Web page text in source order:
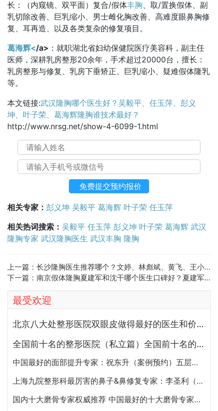
长：（内窥镜、双平面）复合/假体丰胸、取/置换假体、副
乳切除改善、巨乳缩小、男士雌化胸改善、高难度眼鼻胸修
复、耳再造、以及各类复杂的修复项目。
葛海辉</a> ：就职湖北省妇幼保健院医疗美容科，副主任
医师，深耕乳房整形20余年，手术超过20000台，擅长：
乳房整形与修复、乳房下垂矫正、巨乳缩小、疑难假体隆乳
等。
本文链接:武汉隆胸哪个医生好？吴毅平、任玉萍、彭义
坤、叶子荣、葛海辉隆胸谁技术最好？
http://www.nrsg.net/show-4-6099-1.html
相关专家： 彭义坤 吴毅平 葛海辉 叶子荣 任玉萍
相关热词搜索： 吴毅平 任玉萍 彭义坤 叶子荣 葛海辉 武汉
隆胸专家 武汉隆胸医生 武汉丰胸 隆胸
上一篇： 长沙隆胸医生推荐哪个？文婷、林彪斌、黄飞、王小朋、肖征刚谁隆胸技术好？
下一篇： 南京假体隆胸夏建军和沈干哪个医生口碑好？夏建军和沈干做丰胸谁技术更好？
最受欢迎
北京八大处整形医院双眼皮做得最好的医生和价格大全
全国前十名的整形医院（私立篇）全国前十名的私立整形医院排名大全
中国最好的面部提升专家：祝东升（案例预约）五层面部提升怎么样？
上海九院整形科最厉害的鼻子&鼻修复专家：李圣利（简介、案例、预约）
国内十大磨骨专家权威推荐 中国最好的十大磨骨专家排名